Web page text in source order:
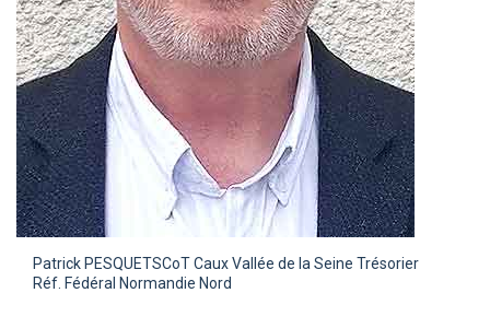
Patrick PESQUETSCoT Caux Vallée de la Seine Trésorier
Réf. Fédéral Normandie Nord